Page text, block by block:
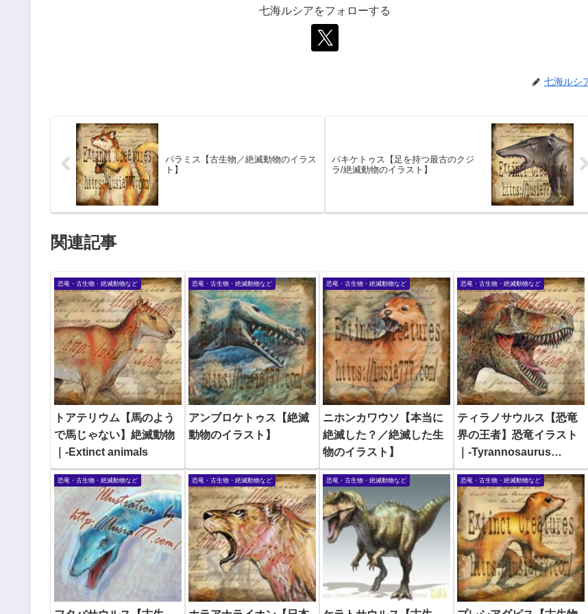
七海ルシアをフォローする
七海ルシ
パラミス【古生物／絶滅動物のイラス
ト】
パキケトゥス【足を持つ最古のクジ
ラ/絶滅動物のイラスト】
関連記事
恐竜・古生物・絶滅動物など
トアテリウム【馬のよう
で馬じゃない】絶滅動物
｜-Extinct animals
恐竜・古生物・絶滅動物など
アンブロケトゥス【絶滅
動物のイラスト】
恐竜・古生物・絶滅動物など
ニホンカワウソ【本当に
絶滅した？／絶滅した生
物のイラスト】
恐竜・古生物・絶滅動物など
ティラノサウルス【恐竜
界の王者】恐竜イラスト
｜-Tyrannosaurus
Extinct animals
恐竜・古生物・絶滅動物など 恐竜・古生物・絶滅動物など 恐竜・古生物・絶滅動物など 恐竜・古生物・絶滅動物など